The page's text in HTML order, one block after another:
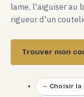
lame, l'aiguiser au
rigueur d'un
Trouver mon
Choisir la